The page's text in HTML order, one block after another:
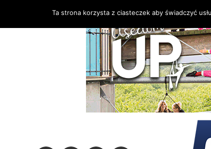
Ta strona korzysta z ciasteczek aby świadczyć